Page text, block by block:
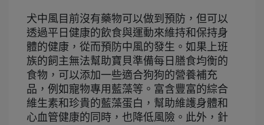
犬中風目前沒有藥物可以做到預防，但可以
透過平日健康的飲食與運動來維持和保持身
體的健康，從而預防中風的發生。如果上班
族的飼主無法幫助寶貝準備每日膳食均衡的
食物，可以添加一些適合狗狗的營養補充
品，例如寵物專用藍藻等。富含豐富的綜合
維生素和珍貴的藍藻蛋白，幫助維護身體和
心血管健康的同時，也降低風險。此外，針